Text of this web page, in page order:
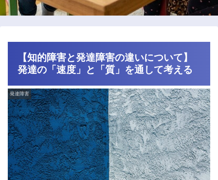
【知的障害と発達障害の違いについて】
発達の「速度」と「質」を通して考える
発達障害